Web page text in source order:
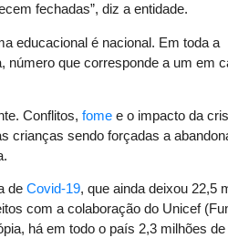
fechadas”, diz a entidade.
educacional é nacional. Em toda a
número que corresponde a um em
Conflitos, fome e o impacto da
crianças sendo forçadas a
de Covid-19, que ainda deixou 22,5
com a colaboração do Unicef
há em todo o país 2,3 milhões de